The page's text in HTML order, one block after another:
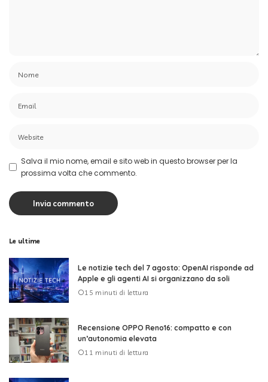
Salva il mio nome, email e sito web in questo browser per la
prossima volta che commento.
Le ultime
Le notizie tech del 7 agosto: OpenAI risponde ad
Apple e gli agenti AI si organizzano da soli
15 minuti di lettura
Recensione OPPO Reno16: compatto e con
un’autonomia elevata
11 minuti di lettura